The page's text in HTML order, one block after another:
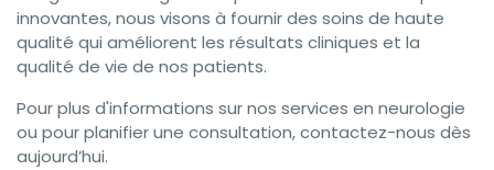
innovantes, nous visons à fournir des soins de haute
qualité qui améliorent les résultats cliniques et la
qualité de vie de nos patients.
Pour plus d'informations sur nos services en neurologie
ou pour planifier une consultation, contactez-nous dès
aujourd’hui.